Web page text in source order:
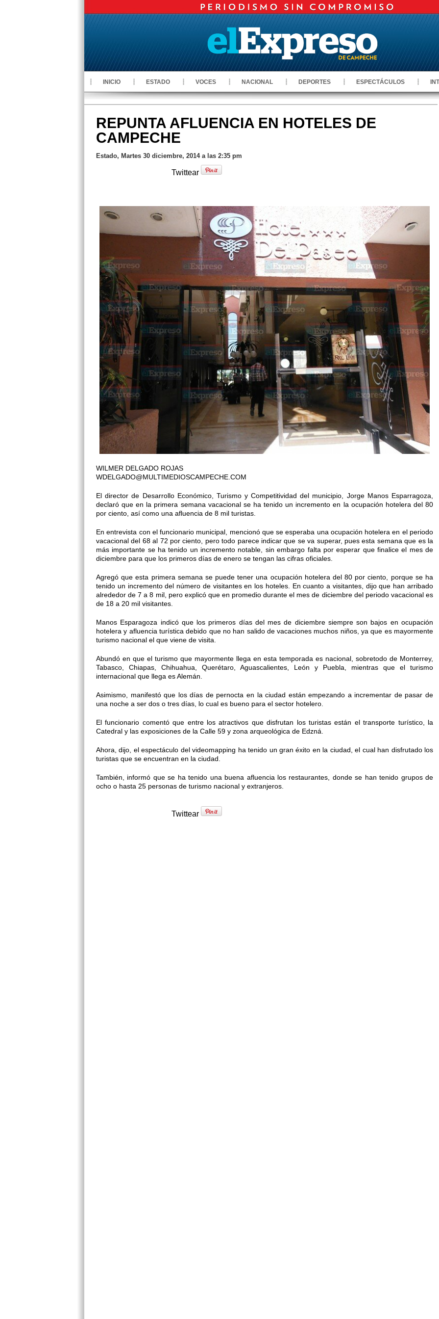
INICIO ESTADO VOCES NACIONAL DEPORTES ESPECTÁCULOS
REPUNTA AFLUENCIA EN HOTELES DE
CAMPECHE
Estado, Martes 30 diciembre, 2014 a las 2:35 pm
Twittear
WILMER DELGADO ROJAS
WDELGADO@MULTIMEDIOSCAMPECHE.COM
El director de Desarrollo Económico, Turismo y Competitividad del municipio, Jorge Manos Esparragoza,
declaró que en la primera semana vacacional se ha tenido un incremento en la ocupación hotelera del 80
por ciento, así como una afluencia de 8 mil turistas.
En entrevista con el funcionario municipal, mencionó que se esperaba una ocupación hotelera en el periodo
vacacional del 68 al 72 por ciento, pero todo parece indicar que se va superar, pues esta semana que es la
más importante se ha tenido un incremento notable, sin embargo falta por esperar que finalice el mes de
diciembre para que los primeros días de enero se tengan las cifras oficiales.
Agregó que esta primera semana se puede tener una ocupación hotelera del 80 por ciento, porque se ha
tenido un incremento del número de visitantes en los hoteles. En cuanto a visitantes, dijo que han arribado
alrededor de 7 a 8 mil, pero explicó que en promedio durante el mes de diciembre del periodo vacacional es
de 18 a 20 mil visitantes.
Manos Esparagoza indicó que los primeros días del mes de diciembre siempre son bajos en ocupación
hotelera y afluencia turística debido que no han salido de vacaciones muchos niños, ya que es mayormente
turismo nacional el que viene de visita.
Abundó en que el turismo que mayormente llega en esta temporada es nacional, sobretodo de Monterrey,
Tabasco, Chiapas, Chihuahua, Querétaro, Aguascalientes, León y Puebla, mientras que el turismo
internacional que llega es Alemán.
Asimismo, manifestó que los días de pernocta en la ciudad están empezando a incrementar de pasar de
una noche a ser dos o tres días, lo cual es bueno para el sector hotelero.
El funcionario comentó que entre los atractivos que disfrutan los turistas están el transporte turístico, la
Catedral y las exposiciones de la Calle 59 y zona arqueológica de Edzná.
Ahora, dijo, el espectáculo del videomapping ha tenido un gran éxito en la ciudad, el cual han disfrutado los
turistas que se encuentran en la ciudad.
También, informó que se ha tenido una buena afluencia los restaurantes, donde se han tenido grupos de
ocho o hasta 25 personas de turismo nacional y extranjeros.
Twittear